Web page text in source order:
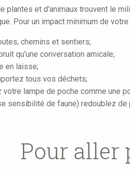
plantes et d'animaux trouvent le
Pour un impact minimum de
chemins et sentiers;
qu'une conversation amicale;
en laisse;
tous vos déchets;
lampe de poche comme une
sensibilité de faune) redoublez de
Pour aller